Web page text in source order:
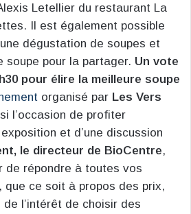
Letellier du restaurant La
Il est également possible
dégustation de soupes et
soupe pour la partager. Un vote
pour élire la meilleure soupe
organisé par Les Vers
l’occasion de profiter
exposition et d’une discussion
le directeur de BioCentre,
de répondre à toutes vos
que ce soit à propos des prix,
l’intérêt de choisir des